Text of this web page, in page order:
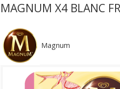
MAGNUM X4 BLANC
Magnum